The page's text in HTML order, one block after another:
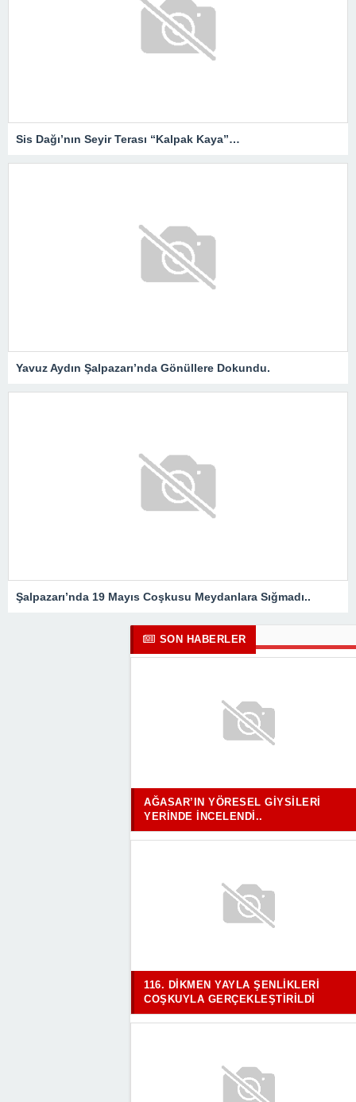
Sis Dağı’nın Seyir Terası “Kalpak Kaya”…
Yavuz Aydın Şalpazarı’nda Gönüllere Dokundu.
Şalpazarı’nda 19 Mayıs Coşkusu Meydanlara Sığmadı..
SON HABERLER
AĞASAR’IN YÖRESEL GIYSILERI
YERINDE İNCELENDI..
116. DIKMEN YAYLA ŞENLIKLERI
COŞKUYLA GERÇEKLEŞTIRILDI